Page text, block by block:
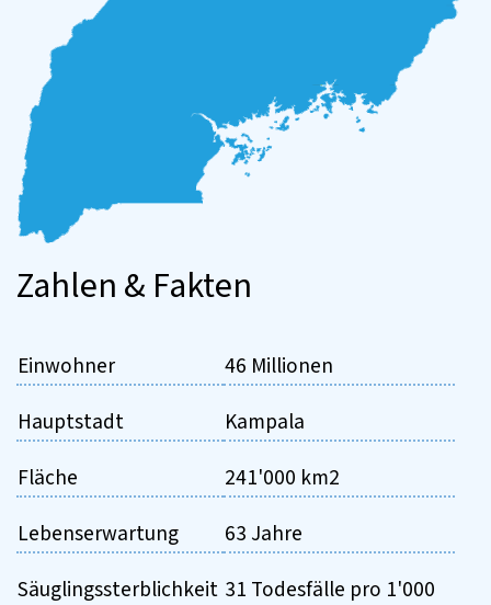
Zahlen & Fakten
Einwohner 46 Millionen
Hauptstadt Kampala
Fläche 241'000 km2
Lebenserwartung 63 Jahre
Säuglingssterblichkeit 31 Todesfälle pro 1'000